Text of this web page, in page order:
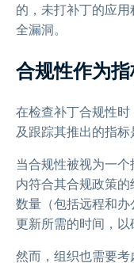
的，未打补丁的应
全漏洞。
合规性作为
在检查补丁合规性
及跟踪其推出的指标
当合规性被视为一
内符合其合规政策
数量（包括远程和
更新所需的时间，以
然而，组织也需要